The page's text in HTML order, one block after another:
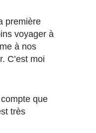
première
voyager à
à nos
C’est moi
que
très